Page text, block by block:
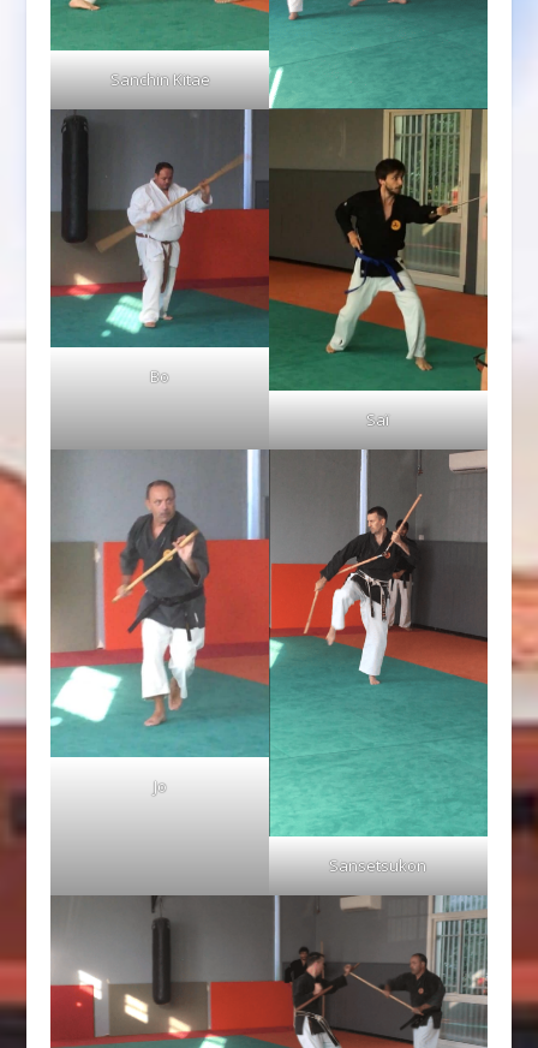
Sanchin Kitae
Bo
Saï
Jo
Sansetsukon